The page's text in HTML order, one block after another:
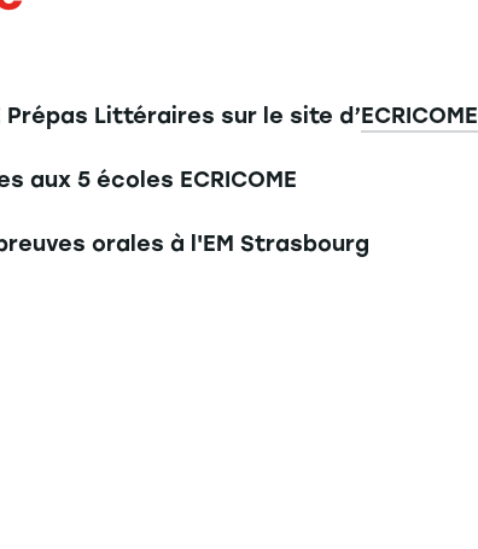
Prépas Littéraires sur le site d’ECRICOME
aux 5 écoles ECRICOME
orales à l'EM Strasbourg